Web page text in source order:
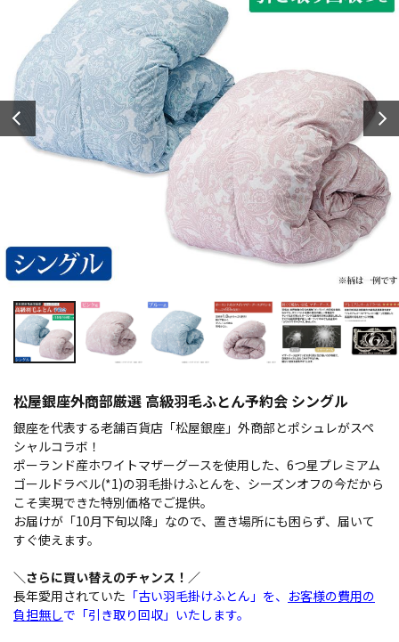
松屋銀座外商部厳選 高級羽毛ふとん予約会 シングル
銀座を代表する老舗百貨店「松屋銀座」外商部とポシュレがスペ
シャルコラボ！
ポーランド産ホワイトマザーグースを使用した、6つ星プレミアム
ゴールドラベル(*1)の羽毛掛けふとんを、シーズンオフの今だから
こそ実現できた特別価格でご提供。
お届けが「10月下旬以降」なので、置き場所にも困らず、届いて
すぐ使えます。
＼さらに買い替えのチャンス！／
長年愛用されていた 「古い羽毛掛けふとん」を、 お客様の費用の
負担無しで「引き取り回収」いたします。